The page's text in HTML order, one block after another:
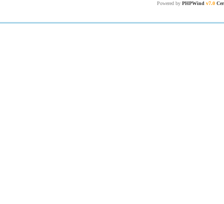
Powered by PHPWind v7.0